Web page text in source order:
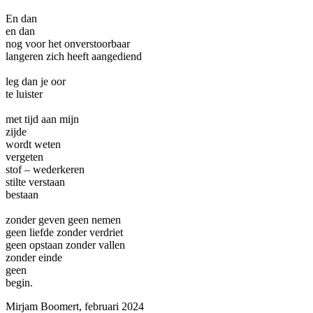
En dan
en dan
nog voor het onverstoorbaar
langeren zich heeft aangediend
leg dan je oor
te luister
met tijd aan mijn
zijde
wordt weten
vergeten
stof – wederkeren
stilte verstaan
bestaan
zonder geven geen nemen
geen liefde zonder verdriet
geen opstaan zonder vallen
zonder einde
geen
begin.
Mirjam Boomert, februari 2024